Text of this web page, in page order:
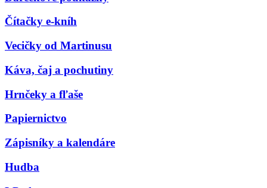
Čítačky e-kníh
Vecičky od Martinusu
Káva, čaj a pochutiny
Hrnčeky a fľaše
Papiernictvo
Zápisníky a kalendáre
Hudba